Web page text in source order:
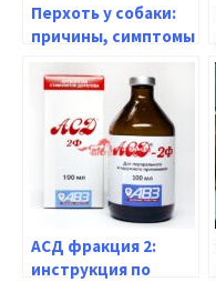
Перхоть у собаки:
причины, симптомы
и способы лечения
АСД фракция 2:
инструкция по